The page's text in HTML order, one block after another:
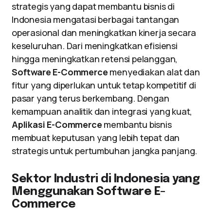
strategis yang dapat membantu bisnis di
Indonesia mengatasi berbagai tantangan
operasional dan meningkatkan kinerja secara
keseluruhan. Dari meningkatkan efisiensi
hingga meningkatkan retensi pelanggan,
Software E-Commerce menyediakan alat dan
fitur yang diperlukan untuk tetap kompetitif di
pasar yang terus berkembang. Dengan
kemampuan analitik dan integrasi yang kuat,
Aplikasi E-Commerce membantu bisnis
membuat keputusan yang lebih tepat dan
strategis untuk pertumbuhan jangka panjang.
Sektor Industri di Indonesia yang
Menggunakan Software E-
Commerce